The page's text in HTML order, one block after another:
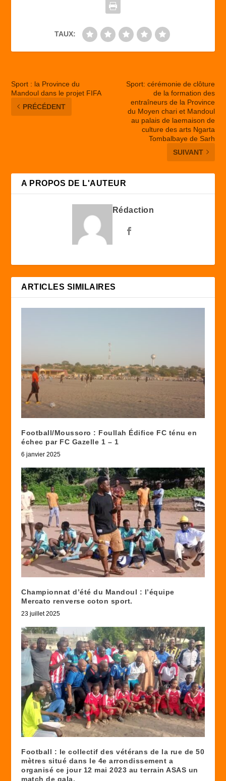
TAUX:
Sport : la Province du
Mandoul dans le projet FIFA
PRÉCÉDENT
Sport: cérémonie de clôture
de la formation des
entraîneurs de la Province
du Moyen chari et Mandoul
au palais de laemaison de
culture des arts Ngarta
Tombalbaye de Sarh
SUIVANT
A PROPOS DE L'AUTEUR
Rédaction
ARTICLES SIMILAIRES
Football/Moussoro : Foullah Édifice FC ténu en
échec par FC Gazelle 1 – 1
6 janvier 2025
Championnat d’été du Mandoul : l’équipe
Mercato renverse coton sport.
23 juillet 2025
Football : le collectif des vétérans de la rue de 50
mètres situé dans le 4e arrondissement a
organisé ce jour 12 mai 2023 au terrain ASAS un
match de gala.